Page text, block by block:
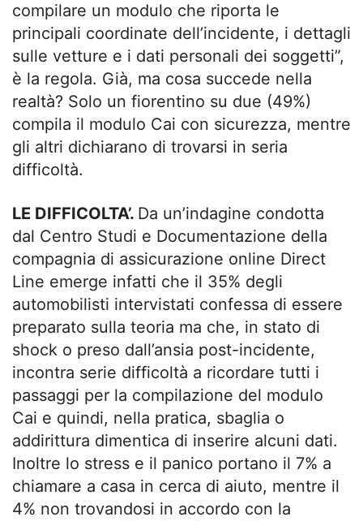
compilare un modulo che riporta le
principali coordinate dell’incidente, i dettagli
sulle vetture e i dati personali dei soggetti”,
è la regola. Già, ma cosa succede nella
realtà? Solo un fiorentino su due (49%)
compila il modulo Cai con sicurezza, mentre
gli altri dichiarano di trovarsi in seria
difficoltà.
LE DIFFICOLTA’. Da un’indagine condotta
dal Centro Studi e Documentazione della
compagnia di assicurazione online Direct
Line emerge infatti che il 35% degli
automobilisti intervistati confessa di essere
preparato sulla teoria ma che, in stato di
shock o preso dall’ansia post-incidente,
incontra serie difficoltà a ricordare tutti i
passaggi per la compilazione del modulo
Cai e quindi, nella pratica, sbaglia o
addirittura dimentica di inserire alcuni dati.
Inoltre lo stress e il panico portano il 7% a
chiamare a casa in cerca di aiuto, mentre il
4% non trovandosi in accordo con la